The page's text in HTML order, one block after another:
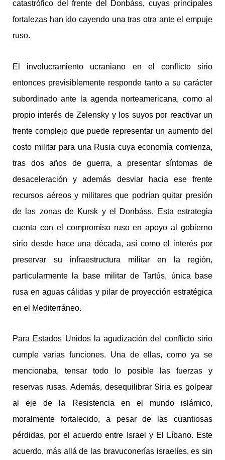
catastrófico del frente del Donbáss, cuyas principales
fortalezas han ido cayendo una tras otra ante el empuje
ruso.
El involucramiento ucraniano en el conflicto sirio
entonces previsiblemente responde tanto a su carácter
subordinado ante la agenda norteamericana, como al
propio interés de Zelensky y los suyos por reactivar un
frente complejo que puede representar un aumento del
costo militar para una Rusia cuya economía comienza,
tras dos años de guerra, a presentar síntomas de
desaceleración y además desviar hacia ese frente
recursos aéreos y militares que podrían quitar presión
de las zonas de Kursk y el Donbáss. Esta estrategia
cuenta con el compromiso ruso en apoyo al gobierno
sirio desde hace una década, así como el interés por
preservar su infraestructura militar en la región,
particularmente la base militar de Tartús, única base
rusa en aguas cálidas y pilar de proyección estratégica
en el Mediterráneo.
Para Estados Unidos la agudización del conflicto sirio
cumple varias funciones. Una de ellas, como ya se
mencionaba, tensar todo lo posible las fuerzas y
reservas rusas. Además, desequilibrar Siria es golpear
al eje de la Resistencia en el mundo islámico,
moralmente fortalecido, a pesar de las cuantiosas
pérdidas, por el acuerdo entre Israel y El Líbano. Este
acuerdo, más allá de las bravuconerías israelíes, es sin